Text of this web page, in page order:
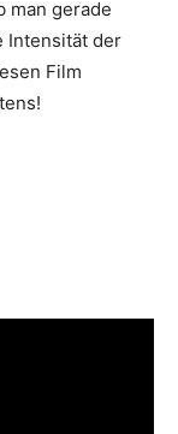
man gerade
Intensität der
Film